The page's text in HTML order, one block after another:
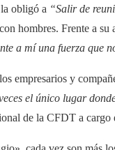
obligó a “Salir de
hombres. Frente a
a mí una fuerza que
empresarios y
el único lugar
de la CFDT a cargo